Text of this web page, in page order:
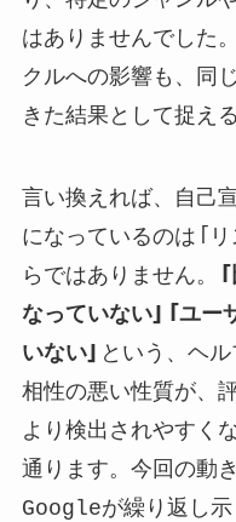
はありませんでした
クルへの影響も、同
きた結果として捉え
言い換えれば、自己
になっているのは「
らではありません。
なっていない」「ユ
いない」
という、ヘ
相性の悪い性質が、
より検出されやすく
通ります。今回の動
Googleが繰り返し示